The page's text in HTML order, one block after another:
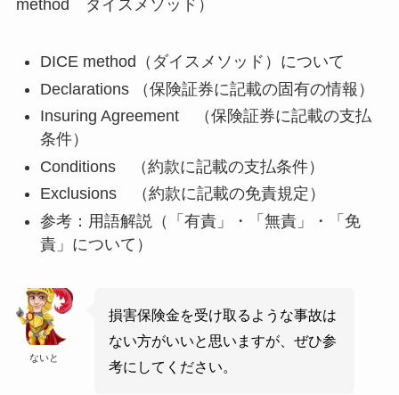
method ダイスメソッド）
DICE method（ダイスメソッド）について
Declarations （保険証券に記載の固有の情報）
Insuring Agreement （保険証券に記載の支払
条件）
Conditions （約款に記載の支払条件）
Exclusions （約款に記載の免責規定）
参考：用語解説（「有責」・「無責」・「免
責」について）
ないと
損害保険金を受け取るような事故は
ない方がいいと思いますが、ぜひ参
考にしてください。